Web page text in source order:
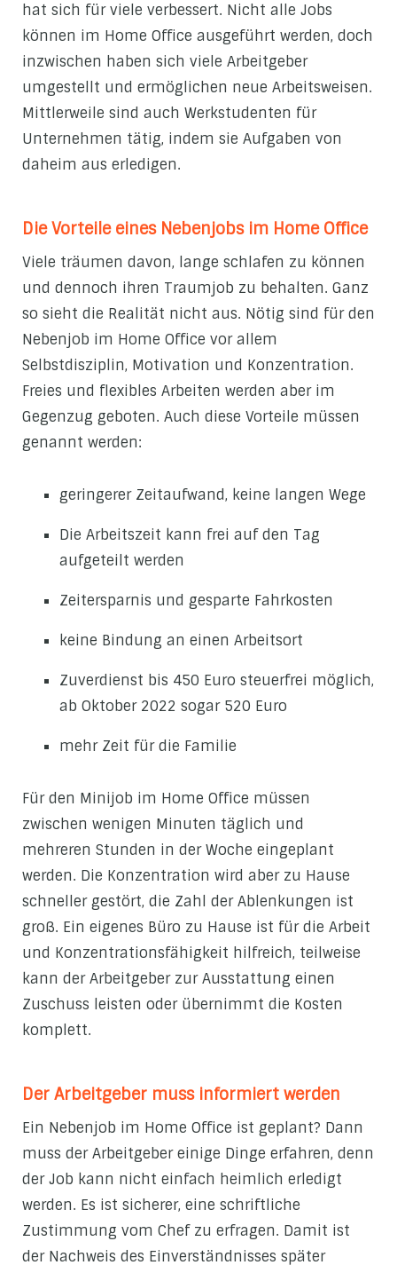
hat sich für viele verbessert. Nicht alle Jobs
können im Home Office ausgeführt werden, doch
inzwischen haben sich viele Arbeitgeber
umgestellt und ermöglichen neue Arbeitsweisen.
Mittlerweile sind auch Werkstudenten für
Unternehmen tätig, indem sie Aufgaben von
daheim aus erledigen.
Die Vorteile eines Nebenjobs im Home Office
Viele träumen davon, lange schlafen zu können
und dennoch ihren Traumjob zu behalten. Ganz
so sieht die Realität nicht aus. Nötig sind für den
Nebenjob im Home Office vor allem
Selbstdisziplin, Motivation und Konzentration.
Freies und flexibles Arbeiten werden aber im
Gegenzug geboten. Auch diese Vorteile müssen
genannt werden:
geringerer Zeitaufwand, keine langen Wege
Die Arbeitszeit kann frei auf den Tag
aufgeteilt werden
Zeitersparnis und gesparte Fahrkosten
keine Bindung an einen Arbeitsort
Zuverdienst bis 450 Euro steuerfrei möglich,
ab Oktober 2022 sogar 520 Euro
mehr Zeit für die Familie
Für den Minijob im Home Office müssen
zwischen wenigen Minuten täglich und
mehreren Stunden in der Woche eingeplant
werden. Die Konzentration wird aber zu Hause
schneller gestört, die Zahl der Ablenkungen ist
groß. Ein eigenes Büro zu Hause ist für die Arbeit
und Konzentrationsfähigkeit hilfreich, teilweise
kann der Arbeitgeber zur Ausstattung einen
Zuschuss leisten oder übernimmt die Kosten
komplett.
Der Arbeitgeber muss informiert werden
Ein Nebenjob im Home Office ist geplant? Dann
muss der Arbeitgeber einige Dinge erfahren, denn
der Job kann nicht einfach heimlich erledigt
werden. Es ist sicherer, eine schriftliche
Zustimmung vom Chef zu erfragen. Damit ist
der Nachweis des Einverständnisses später